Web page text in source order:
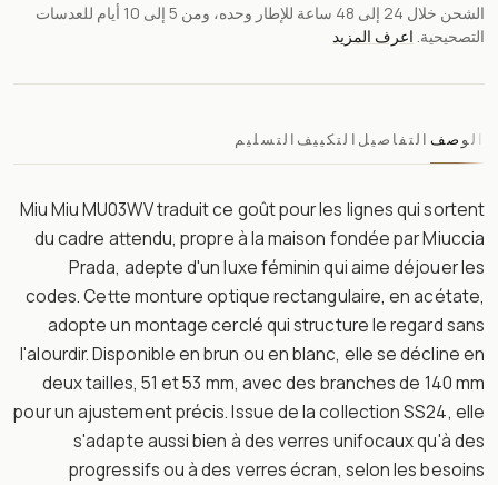
الشحن خلال 24 إلى 48 ساعة للإطار وحده، ومن 5 إلى 10 أيام للعدسات
التصحيحية. اعرف المزيد
الوصف التفاصيل التكييف التسليم
Miu Miu MU03WV traduit ce goût pour les lignes qui sortent
du cadre attendu, propre à la maison fondée par Miuccia
Prada, adepte d'un luxe féminin qui aime déjouer les
codes. Cette monture optique rectangulaire, en acétate,
adopte un montage cerclé qui structure le regard sans
l'alourdir. Disponible en brun ou en blanc, elle se décline en
deux tailles, 51 et 53 mm, avec des branches de 140 mm
pour un ajustement précis. Issue de la collection SS24, elle
s'adapte aussi bien à des verres unifocaux qu'à des
progressifs ou à des verres écran, selon les besoins